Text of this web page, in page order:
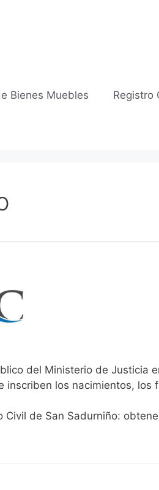
Bienes Muebles Registro
del Ministerio de Justicia
los nacimientos, los
de San Sadurniño: